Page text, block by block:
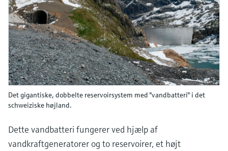
Det gigantiske, dobbelte reservoirsystem med "vandbatteri" i det
schweiziske højland.
Dette vandbatteri fungerer ved hjælp af
vandkraftgeneratorer og to reservoirer, et højt